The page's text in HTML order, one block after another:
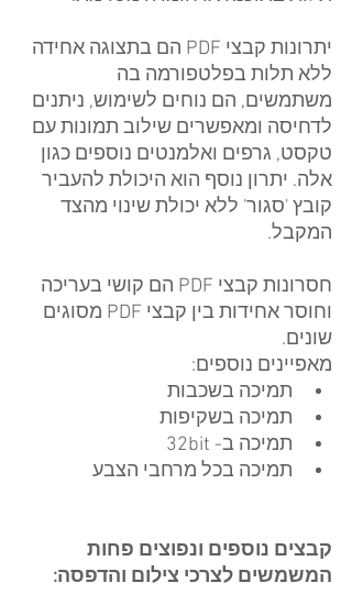
יתרונות קבצי PDF הם בתצוגה אחידה
ללא תלות בפלטפורמה בה
משתמשים, הם נוחים לשימוש, ניתנים
לדחיסה ומאפשרים שילוב תמונות עם
טקסט, גרפים ואלמנטים נוספים כגון
אלה. יתרון נוסף הוא היכולת להעביר
קובץ 'סגור' ללא יכולת שינוי מהצד
המקבל.
חסרונות קבצי PDF הם קושי בעריכה
וחוסר אחידות בין קבצי PDF מסוגים
שונים.
מאפיינים נוספים:
תמיכה בשכבות
תמיכה בשקיפות
תמיכה ב- 32bit
תמיכה בכל מרחבי הצבע
קבצים נוספים ונפוצים פחות
המשמשים לצרכי צילום והדפסה: